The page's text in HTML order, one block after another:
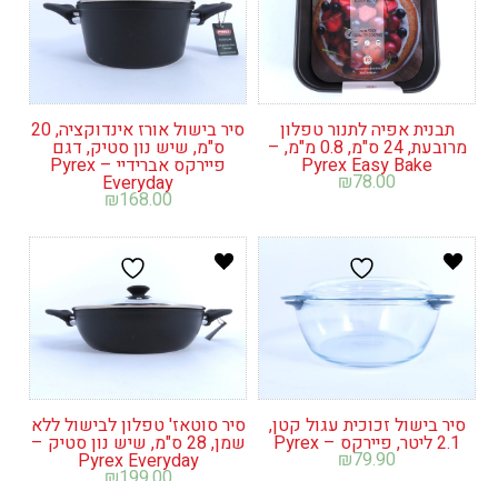
תבנית אפיה לתנור טפלון
מרובעת, 24 ס"מ, 0.8 מ"מ, –
Pyrex Easy Bake
₪78.00
סיר בישול אורז אינדוקציה, 20
ס"מ, שיש נון סטיק, דגם
פיירקס אברידיי – Pyrex
Everyday
₪168.00
סיר בישול זכוכית עגול קטן,
2.1 ליטר, פיירקס – Pyrex
₪79.90
סיר סוטאז' טפלון לבישול ללא
שמן, 28 ס"מ, שיש נון סטיק –
Pyrex Everyday